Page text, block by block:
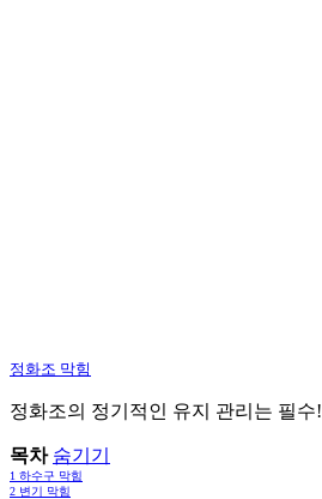
정화조 막힘
정화조의 정기적인 유지 관리는 필수!
목차 숨기기
1 하수구 막힘
2 변기 막힘